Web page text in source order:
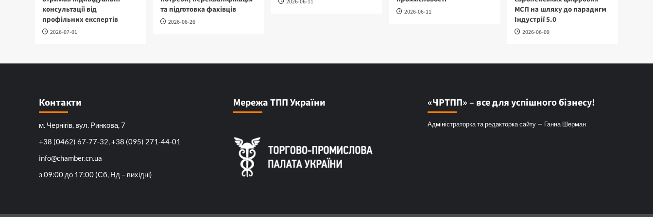
консультації від
профільних експертів
2026-07-01
та підготовка фахівців
2026-06-26
2026-06-11
2026-06-11
МСП на шляху до парадигм
Індустрії 5.0
2026-06-09
Контакти
м. Чернігів, вул. Ринкова, 7
+38 (0462) 67-77-32, +38 (095) 271-44-01
info@chamber.cn.ua
з 09:00 до 17:00 (Сб, Нд – вихідні)
Мережа ТПП України «ЧРТПП» – все для успішного бізнесу!
Адміністраторка та редакторка сайту — Ганна Шерман